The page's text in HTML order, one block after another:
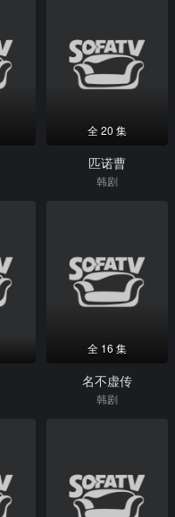
全 20 集
匹诺曹
韩剧
全 16 集
名不虚传
韩剧